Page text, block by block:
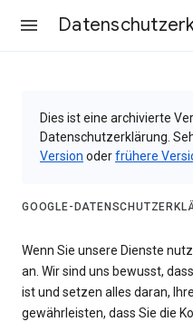
Dies ist eine archivierte
Datenschutzerklärung.
Version oderfrühere
GOOGLE-
Wenn Sie unsere Dienste
an. Wir sind uns bewusst,
ist und setzen alles daran,
gewährleisten, dass Sie die